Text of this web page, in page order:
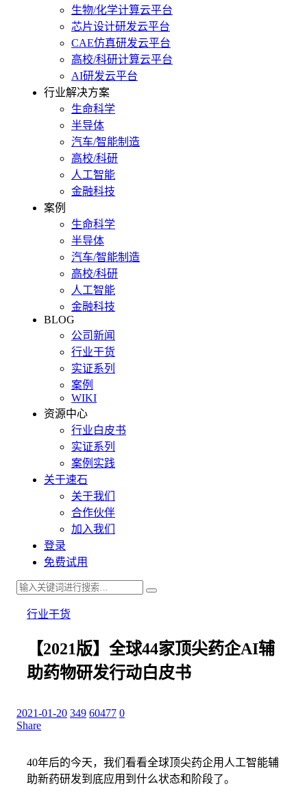
生物/化学计算云平台
芯片设计研发云平台
CAE仿真研发云平台
高校/科研计算云平台
AI研发云平台
行业解决方案
生命科学
半导体
汽车/智能制造
高校/科研
人工智能
金融科技
案例
生命科学
半导体
汽车/智能制造
高校/科研
人工智能
金融科技
BLOG
公司新闻
行业干货
实证系列
案例
WIKI
资源中心
行业白皮书
实证系列
案例实践
关于速石
关于我们
合作伙伴
加入我们
登录
免费试用
行业干货
【2021版】全球44家顶尖药企AI辅
助药物研发行动白皮书
2021-01-20 349 60477 0
Share
40年后的今天，我们看看全球顶尖药企用人工智能辅
助新药研发到底应用到什么状态和阶段了。